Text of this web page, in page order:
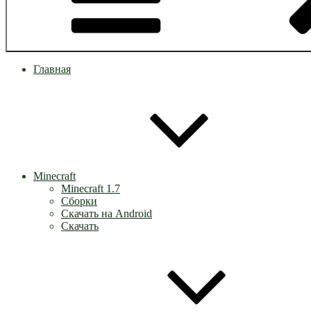
Главная
Minecraft
Minecraft 1.7
Сборки
Скачать на Android
Скачать